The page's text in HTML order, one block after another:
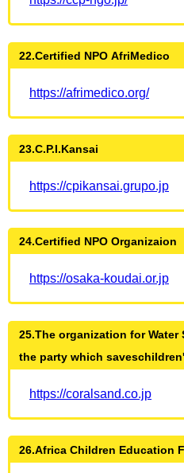
22.Certified NPO AfriMedico
https://afrimedico.org/
23.C.P.I.Kansai
https://cpikansai.grupo.jp
24.Certified NPO
https://osaka-koudai.or.jp
25.The organization for
the party which
https://coralsand.co.jp
26.Africa Children Education